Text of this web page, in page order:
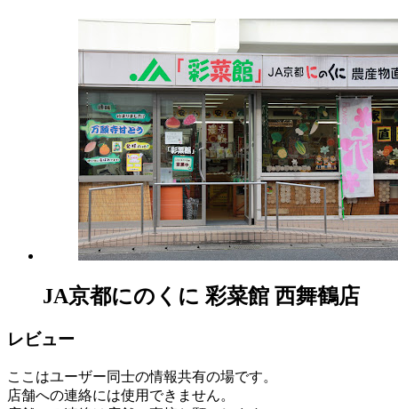
17
2022
年
8
直
売
JA京都にのくに 彩菜館 西舞鶴店
レビュー
ここはユーザー同士の情報共有の場です。
店舗への連絡には使用できません。